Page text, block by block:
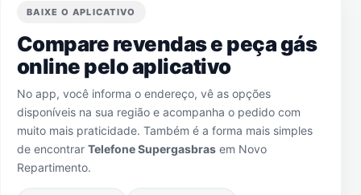
BAIXE O APLICATIVO
Compare revendas e peça gás
online pelo aplicativo
No app, você informa o endereço, vê as opções
disponíveis na sua região e acompanha o pedido com
muito mais praticidade. Também é a forma mais simples
de encontrar Telefone Supergasbras em Novo
Repartimento.